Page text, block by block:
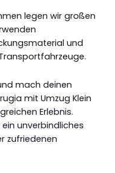
legen wir großen
und
mach deinen
mit Umzug Klein
Erlebnis.
unverbindliches
zufriedenen